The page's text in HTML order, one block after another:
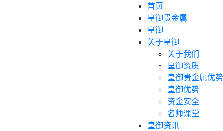
首页
皇御贵金属
皇御
关于皇御
关于我们
皇御资质
皇御贵金属优势
皇御优势
资金安全
名师课堂
皇御资讯